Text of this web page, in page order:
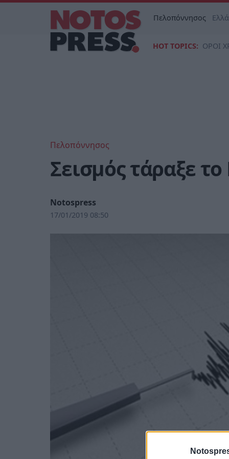
Πελοπόννησος
HOT TOPICS: ΟΡΟΙ
Πελοπόννησος
Σεισμός τάραξε
Notospress
17/01/2019 08:50